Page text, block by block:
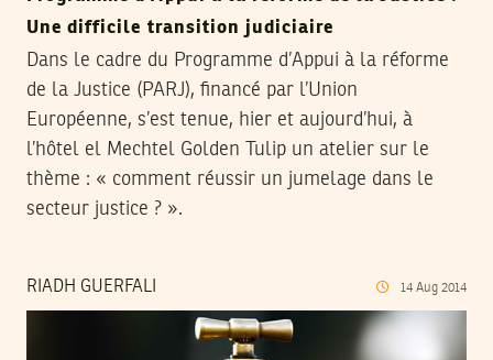
Une difficile transition judiciaire
Dans le cadre du Programme d’Appui à la réforme
de la Justice (PARJ), financé par l’Union
Européenne, s’est tenue, hier et aujourd’hui, à
l’hôtel el Mechtel Golden Tulip un atelier sur le
thème : « comment réussir un jumelage dans le
secteur justice ? ».
RIADH GUERFALI 14 Aug 2014